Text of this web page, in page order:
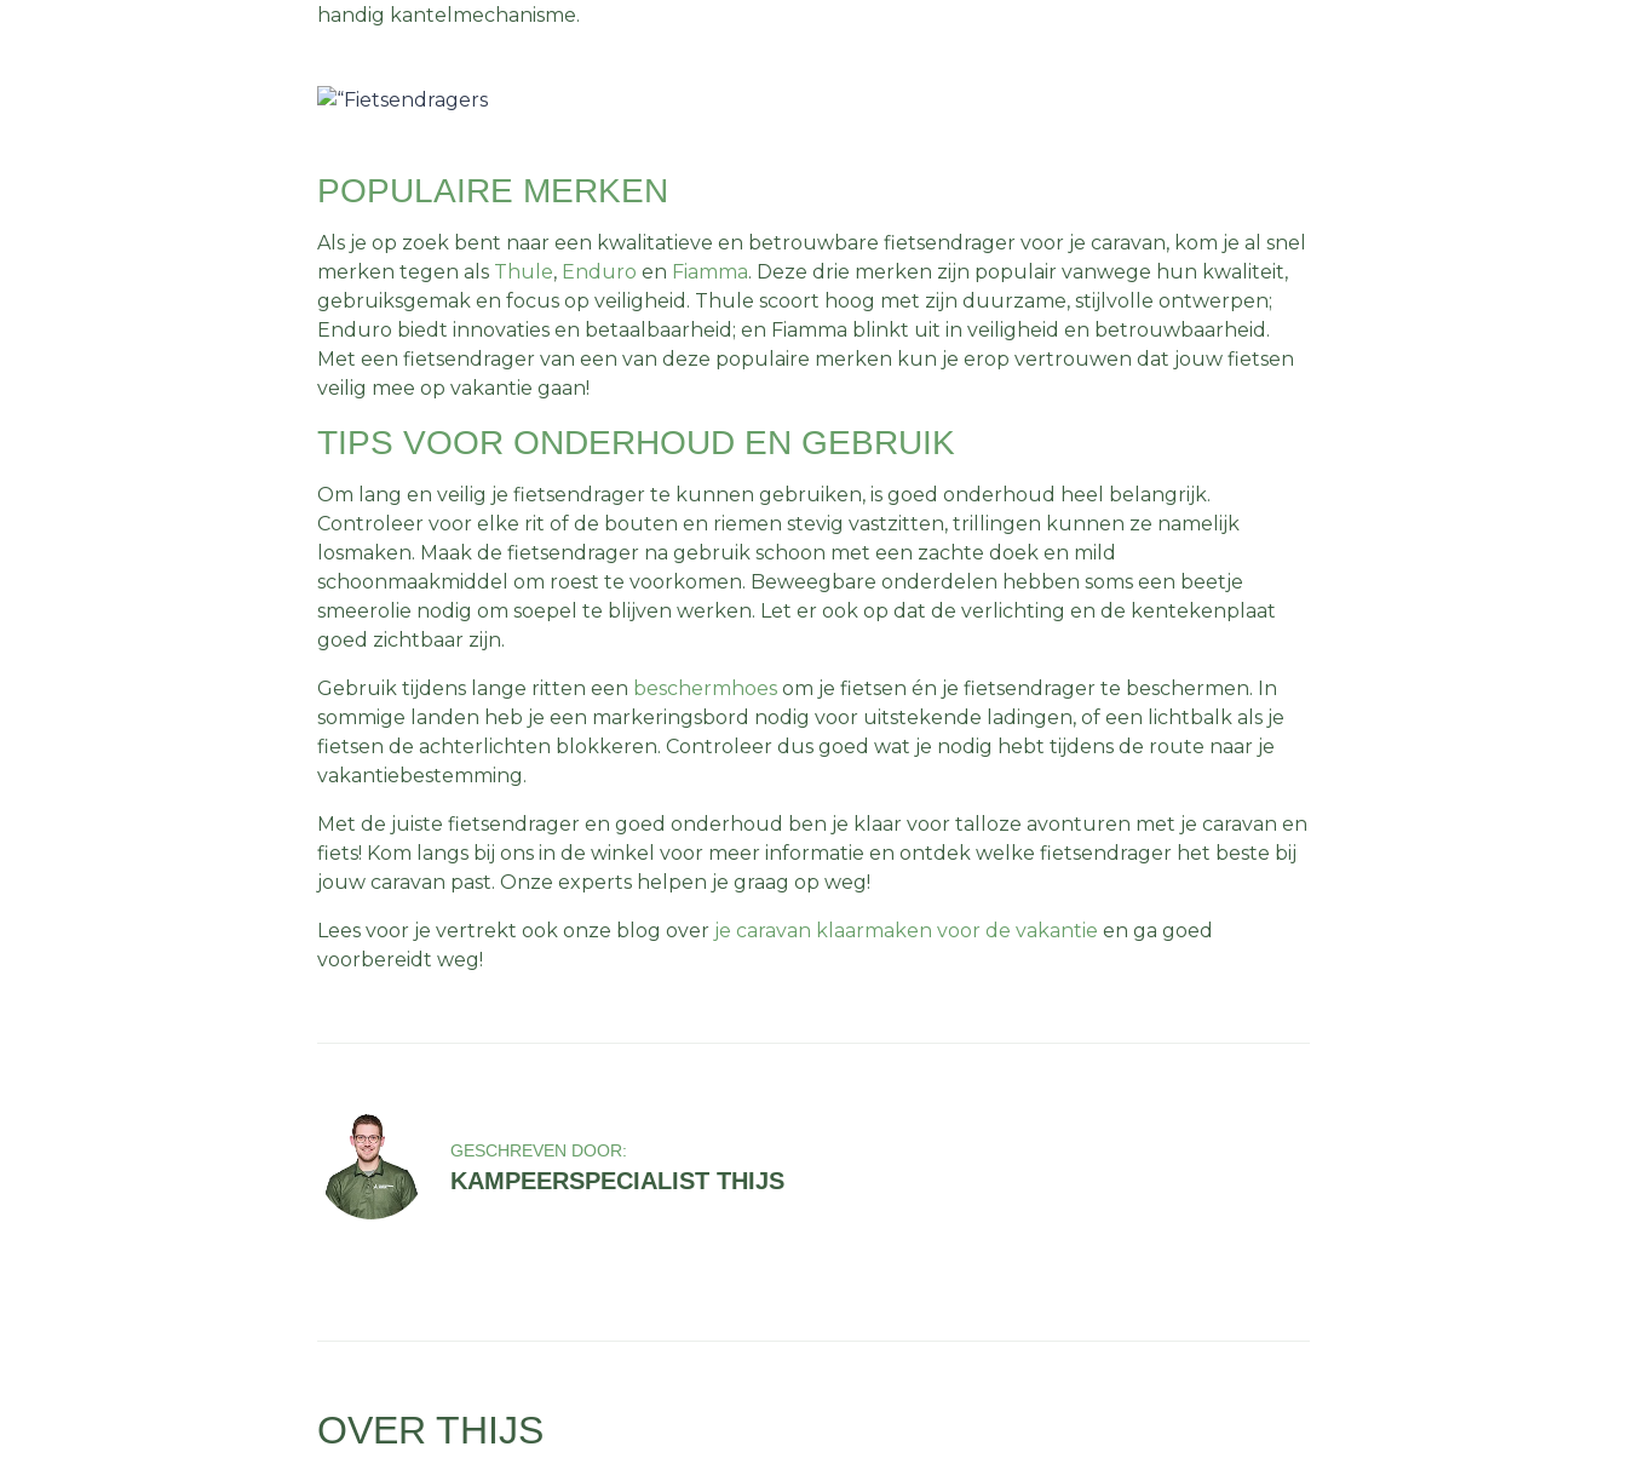
handig kantelmechanisme.
POPULAIRE MERKEN
Als je op zoek bent naar een kwalitatieve en betrouwbare fietsendrager voor je caravan, kom je al snel
merken tegen als Thule, Enduro en Fiamma. Deze drie merken zijn populair vanwege hun kwaliteit,
gebruiksgemak en focus op veiligheid. Thule scoort hoog met zijn duurzame, stijlvolle ontwerpen;
Enduro biedt innovaties en betaalbaarheid; en Fiamma blinkt uit in veiligheid en betrouwbaarheid.
Met een fietsendrager van een van deze populaire merken kun je erop vertrouwen dat jouw fietsen
veilig mee op vakantie gaan!
TIPS VOOR ONDERHOUD EN GEBRUIK
Om lang en veilig je fietsendrager te kunnen gebruiken, is goed onderhoud heel belangrijk.
Controleer voor elke rit of de bouten en riemen stevig vastzitten, trillingen kunnen ze namelijk
losmaken. Maak de fietsendrager na gebruik schoon met een zachte doek en mild
schoonmaakmiddel om roest te voorkomen. Beweegbare onderdelen hebben soms een beetje
smeerolie nodig om soepel te blijven werken. Let er ook op dat de verlichting en de kentekenplaat
goed zichtbaar zijn.
Gebruik tijdens lange ritten een beschermhoes om je fietsen én je fietsendrager te beschermen. In
sommige landen heb je een markeringsbord nodig voor uitstekende ladingen, of een lichtbalk als je
fietsen de achterlichten blokkeren. Controleer dus goed wat je nodig hebt tijdens de route naar je
vakantiebestemming.
Met de juiste fietsendrager en goed onderhoud ben je klaar voor talloze avonturen met je caravan en
fiets! Kom langs bij ons in de winkel voor meer informatie en ontdek welke fietsendrager het beste bij
jouw caravan past. Onze experts helpen je graag op weg!
Lees voor je vertrekt ook onze blog over je caravan klaarmaken voor de vakantie en ga goed
voorbereidt weg!
GESCHREVEN DOOR:
KAMPEERSPECIALIST THIJS
OVER THIJS